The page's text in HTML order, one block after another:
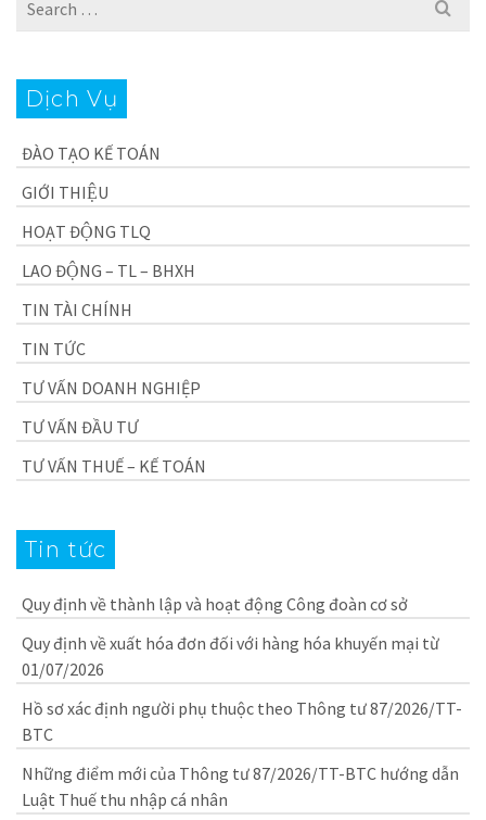
Dịch Vụ
ĐÀO TẠO KẾ TOÁN
GIỚI THIỆU
HOẠT ĐỘNG TLQ
LAO ĐỘNG – TL – BHXH
TIN TÀI CHÍNH
TIN TỨC
TƯ VẤN DOANH NGHIỆP
TƯ VẤN ĐẦU TƯ
TƯ VẤN THUẾ – KẾ TOÁN
Tin tức
Quy định về thành lập và hoạt động Công đoàn cơ sở
Quy định về xuất hóa đơn đối với hàng hóa khuyến mại từ
01/07/2026
Hồ sơ xác định người phụ thuộc theo Thông tư 87/2026/TT-
BTC
Những điểm mới của Thông tư 87/2026/TT-BTC hướng dẫn
Luật Thuế thu nhập cá nhân